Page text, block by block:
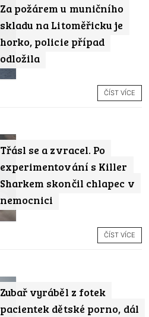
Za požárem u muničního
skladu na Litoměřicku je
horko, policie případ
odložila
ČÍST VÍCE
Třásl se a zvracel. Po
experimentování s Killer
Sharkem skončil chlapec v
nemocnici
ČÍST VÍCE
Zubař vyráběl z fotek
pacientek dětské porno, dál